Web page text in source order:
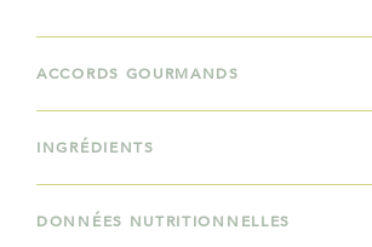
ACCORDS GOURMANDS
INGRÉDIENTS
DONNÉES NUTRITIONNELLES